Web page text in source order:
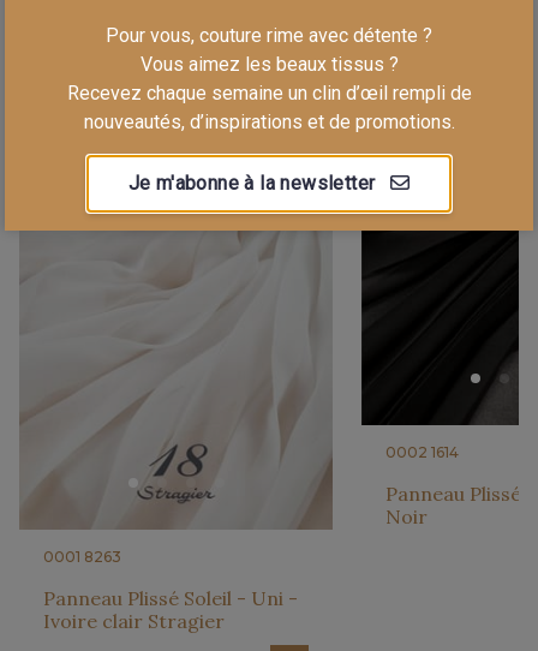
0001 8263
Panneau Plissé Soleil - Uni -
Ivoire clair Stragier
0002 1614
Panneau Plissé
Noir
Pour vous, couture rime avec détente ?
Vous aimez les beaux tissus ?
Recevez chaque semaine un clin d’œil rempli de
nouveautés, d’inspirations et de promotions.
Je m'abonne à la newsletter